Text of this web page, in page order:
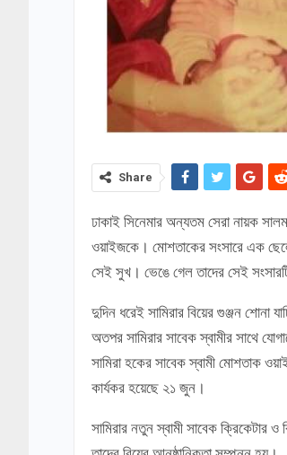
Share
ঢাকাই সিনেমার অন্যতম সেরা নায়ক
ওয়াইজকে। মোশতাকের সংসারে এক
সেই সুখ। ভেঙে গেল তাদের সেই
দুদিন ধরেই সামিরার বিয়ের গুঞ্জন
অতপর সামিরার সাবেক স্বামীর সাথে
সামিরা হকের সাবেক স্বামী মোশতাক
কার্যকর হয়েছে ২১ জুন।
সামিরার নতুন স্বামী সাবেক